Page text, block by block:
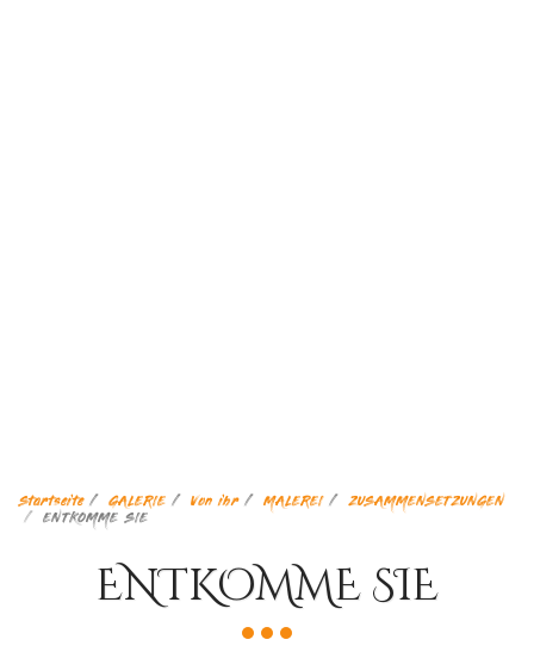
Startseite GALERIE Von ihr MALEREI
ZUSAMMENSETZUNGEN
ENTKOMME SIE
ENTKOMME SIE